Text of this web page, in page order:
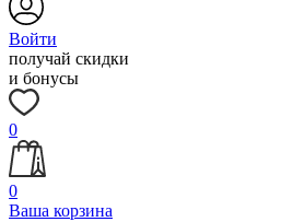
Войти
получай скидки
и бонусы
0
0
Ваша корзина